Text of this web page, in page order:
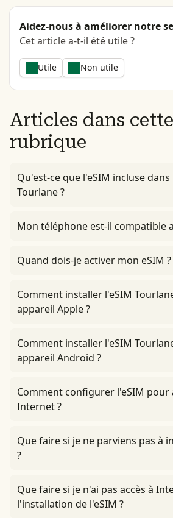
Aidez-nous à améliorer notre
Cet article a-t-il été utile ?
Utile Non utile
Articles dans cette
rubrique
Qu'est-ce que l'eSIM incluse
Tourlane ?
Mon téléphone est-il compatible
Quand dois-je activer mon eSIM ?
Comment installer l'eSIM
appareil Apple ?
Comment installer l'eSIM
appareil Android ?
Comment configurer l'eSIM pour
Internet ?
Que faire si je ne parviens pas à
?
Que faire si je n'ai pas accès à
l'installation de l'eSIM ?